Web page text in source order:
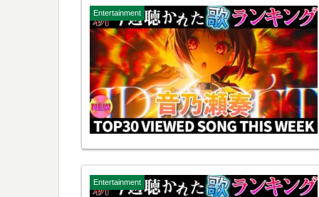
Entertainment
Entertainment